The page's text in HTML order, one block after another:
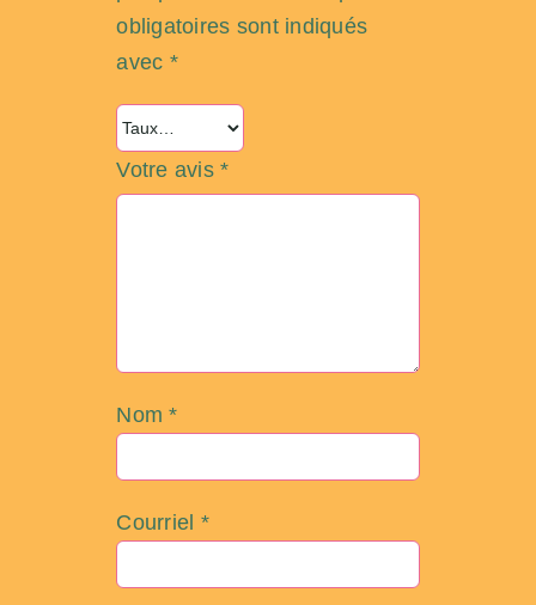
obligatoires sont indiqués
avec *
Votre avis*
Nom*
Courriel *